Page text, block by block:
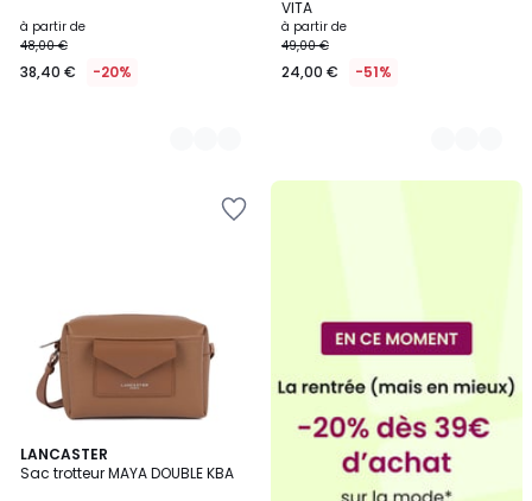
à partir de
48,00 €
38,40 € -20%
VITA
à partir de
49,00 €
24,00 € -51%
LANCASTER
Sac trotteur MAYA DOUBLE KBA
7
Couleurs